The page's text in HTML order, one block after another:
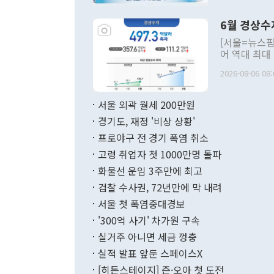
주의적 희망
관의 대북
관 부처 장
관의 무리한
다. [정동영 통일부 장관이 지난달 23일 오후 서울 종로구 정부서울청사에
무너졌다고
함께 4자 대
"우리의 선
6월 경상
[서울=뉴스
어 역대 최
료=한국은행] 한국은행이 6일 발표한 '2026년 6월 국제수지(잠정)'
며 월간 기
196.9% 급
수출은
기록했지만
2026-08-06
서울 외곽 월세 200만원
경기도, 재정 '비상 상황'
프로야구 전 경기 폭염 취소
고령 취업자 첫 1000만명 돌파
화물선 운임 3주만에 최고
검찰 수사권, 72년만에 막 내려
서울 첫 폭염중대경보
'300억 사기' 차가원 구속
실거주 아니면 세금 껑충
실적 발표 앞둔 스페이스X
[히든스테이지] 즌·오아 첫 도전